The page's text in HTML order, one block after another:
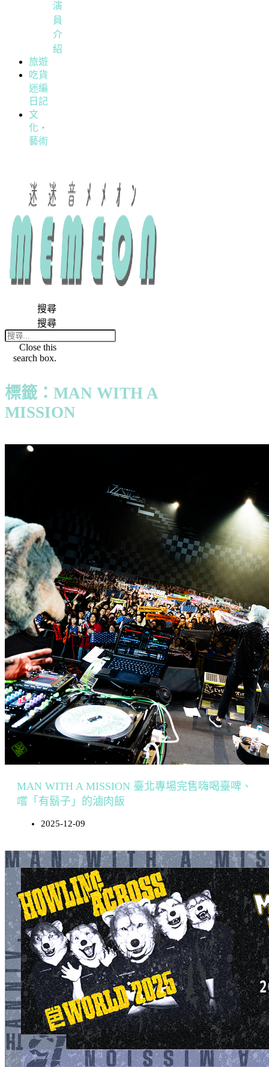
演
員
介
紹
旅遊
吃貨
迷編
日記
文
化・
藝術
搜尋
搜尋
Close this
search box.
標籤：MAN WITH A
MISSION
MAN WITH A MISSION 臺北專場完售嗨喝臺啤、
嚐「有鬍子」的滷肉飯
2025-12-09